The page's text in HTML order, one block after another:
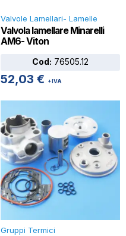
Valvole Lamellari- Lamelle
Valvola lamellare Minarelli
AM6- Viton
Cod: 76505.12
52,03 € +IVA
Gruppi Termici